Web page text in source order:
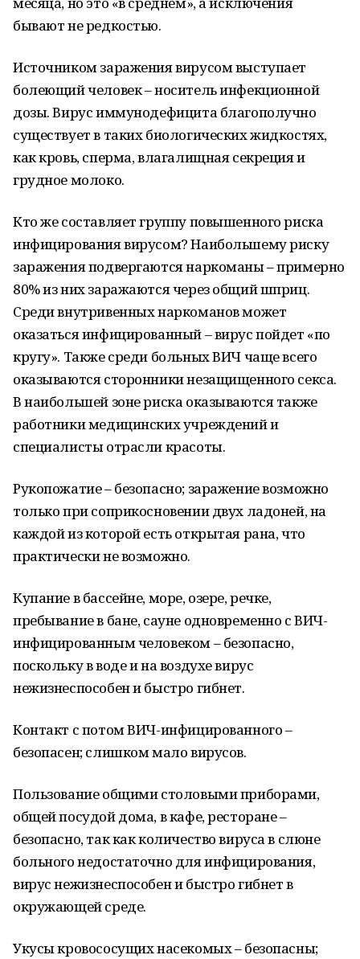
бывают не редкостью.
Источником заражения вирусом выступает
болеющий человек – носитель инфекционной
дозы. Вирус иммунодефицита благополучно
существует в таких биологических жидкостях,
как кровь, сперма, влагалищная секреция и
грудное молоко.
Кто же составляет группу повышенного риска
инфицирования вирусом? Наибольшему риску
заражения подвергаются наркоманы – примерно
80% из них заражаются через общий шприц.
Среди внутривенных наркоманов может
оказаться инфицированный – вирус пойдет «по
кругу». Также среди больных ВИЧ чаще всего
оказываются сторонники незащищенного секса.
В наибольшей зоне риска оказываются также
работники медицинских учреждений и
специалисты отрасли красоты.
Рукопожатие – безопасно; заражение возможно
только при соприкосновении двух ладоней, на
каждой из которой есть открытая рана, что
практически не возможно.
Купание в бассейне, море, озере, речке,
пребывание в бане, сауне одновременно с ВИЧ-
инфицированным человеком – безопасно,
поскольку в воде и на воздухе вирус
нежизнеспособен и быстро гибнет.
Контакт с потом ВИЧ-инфицированного –
безопасен; слишком мало вирусов.
Пользование общими столовыми приборами,
общей посудой дома, в кафе, ресторане –
безопасно, так как количество вируса в слюне
больного недостаточно для инфицирования,
вирус нежизнеспособен и быстро гибнет в
окружающей среде.
Укусы кровососущих насекомых – безопасны;